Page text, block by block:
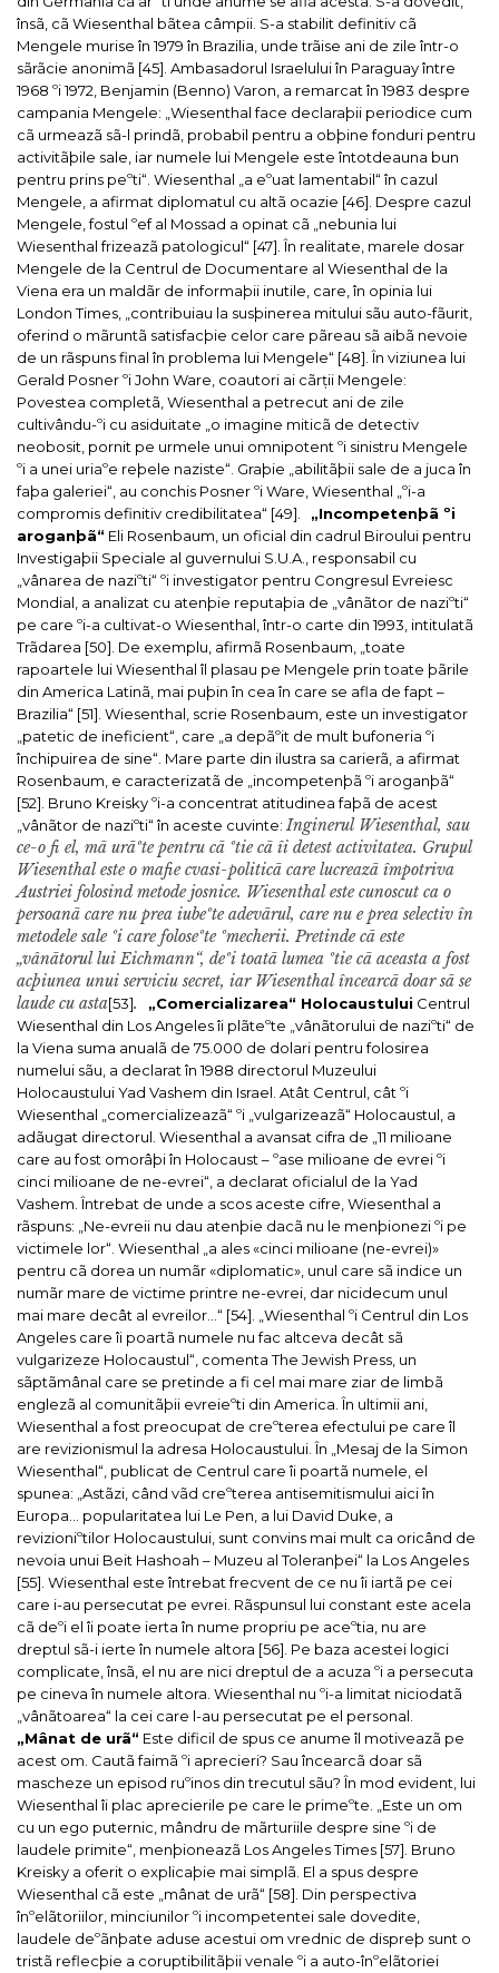
însã, cã Wiesenthal bãtea câmpii. S-a stabilit definitiv cã
Mengele murise în 1979 în Brazilia, unde trãise ani de zile într-o
sãrãcie anonimã [45]. Ambasadorul Israelului în Paraguay între
1968 ºi 1972, Benjamin (Benno) Varon, a remarcat în 1983 despre
campania Mengele: „Wiesenthal face declaraþii periodice cum
cã urmeazã sã-l prindã, probabil pentru a obþine fonduri pentru
activitãþile sale, iar numele lui Mengele este întotdeauna bun
pentru prins peºti“. Wiesenthal „a eºuat lamentabil“ în cazul
Mengele, a afirmat diplomatul cu altã ocazie [46]. Despre cazul
Mengele, fostul ºef al Mossad a opinat cã „nebunia lui
Wiesenthal frizeazã patologicul“ [47]. În realitate, marele dosar
Mengele de la Centrul de Documentare al Wiesenthal de la
Viena era un maldãr de informaþii inutile, care, în opinia lui
London Times, „contribuiau la susþinerea mitului sãu auto-fãurit,
oferind o mãruntã satisfacþie celor care pãreau sã aibã nevoie
de un rãspuns final în problema lui Mengele“ [48]. În viziunea lui
Gerald Posner ºi John Ware, coautori ai cãrții Mengele:
Povestea completã, Wiesenthal a petrecut ani de zile
cultivându-ºi cu asiduitate „o imagine miticã de detectiv
neobosit, pornit pe urmele unui omnipotent ºi sinistru Mengele
ºi a unei uriaºe reþele naziste“. Graþie „abilitãþii sale de a juca în
faþa galeriei“, au conchis Posner ºi Ware, Wiesenthal „ºi-a
compromis definitiv credibilitatea“ [49].
„Incompetenþã ºi
aroganþã“ Eli Rosenbaum, un oficial din cadrul Biroului pentru
Investigaþii Speciale al guvernului S.U.A., responsabil cu
„vânarea de naziºti“ ºi investigator pentru Congresul Evreiesc
Mondial, a analizat cu atenþie reputaþia de „vânãtor de naziºti“
pe care ºi-a cultivat-o Wiesenthal, într-o carte din 1993, intitulatã
Trãdarea [50]. De exemplu, afirmã Rosenbaum, „toate
rapoartele lui Wiesenthal îl plasau pe Mengele prin toate þãrile
din America Latinã, mai puþin în cea în care se afla de fapt –
Brazilia“ [51]. Wiesenthal, scrie Rosenbaum, este un investigator
„patetic de ineficient“, care „a depãºit de mult bufoneria ºi
închipuirea de sine“. Mare parte din ilustra sa carierã, a afirmat
Rosenbaum, e caracterizatã de „incompetenþã ºi aroganþã“
[52]. Bruno Kreisky ºi-a concentrat atitudinea faþã de acest
„vânãtor de naziºti“ în aceste cuvinte: Inginerul Wiesenthal, sau
ce-o fi el, mã urãºte pentru cã ºtie cã îi detest activitatea. Grupul
Wiesenthal este o mafie cvasi-politicã care lucreazã împotriva
Austriei folosind metode josnice. Wiesenthal este cunoscut ca o
persoanã care nu prea iubeºte adevãrul, care nu e prea selectiv în
metodele sale ºi care foloseºte ºmecherii. Pretinde cã este
„vânãtorul lui Eichmann“, deºi toatã lumea ºtie cã aceasta a fost
acþiunea unui serviciu secret, iar Wiesenthal încearcã doar sã se
laude cu asta[53]. „Comercializarea“ Holocaustului Centrul
Wiesenthal din Los Angeles îi plãteºte „vânãtorului de naziºti“ de
la Viena suma anualã de 75.000 de dolari pentru folosirea
numelui sãu, a declarat în 1988 directorul Muzeului
Holocaustului Yad Vashem din Israel. Atât Centrul, cât ºi
Wiesenthal „comercializeazã“ ºi „vulgarizeazã“ Holocaustul, a
adãugat directorul. Wiesenthal a avansat cifra de „11 milioane
care au fost omorâþi în Holocaust – ºase milioane de evrei ºi
cinci milioane de ne-evrei“, a declarat oficialul de la Yad
Vashem. Întrebat de unde a scos aceste cifre, Wiesenthal a
rãspuns: „Ne-evreii nu dau atenþie dacã nu le menþionezi ºi pe
victimele lor“. Wiesenthal „a ales «cinci milioane (ne-evrei)»
pentru cã dorea un numãr «diplomatic», unul care sã indice un
numãr mare de victime printre ne-evrei, dar nicidecum unul
mai mare decât al evreilor…“ [54]. „Wiesenthal ºi Centrul din Los
Angeles care îi poartã numele nu fac altceva decât sã
vulgarizeze Holocaustul“, comentaThe Jewish Press, un
sãptãmânal care se pretinde a fi cel mai mare ziar de limbã
englezã al comunitãþii evreieºti din America. În ultimii ani,
Wiesenthal a fost preocupat de creºterea efectului pe care îl
are revizionismul la adresa Holocaustului. În „Mesaj de la Simon
Wiesenthal“, publicat de Centrul care îi poartã numele, el
spunea: „Astãzi, când vãd creºterea antisemitismului aici în
Europa… popularitatea lui Le Pen, a lui David Duke, a
revizioniºtilor Holocaustului, sunt convins mai mult ca oricând de
nevoia unui Beit Hashoah – Muzeu al Toleranþei“ la Los Angeles
[55]. Wiesenthal este întrebat frecvent de ce nu îi iartã pe cei
care i-au persecutat pe evrei. Rãspunsul lui constant este acela
cã deºi el îi poate ierta în nume propriu pe aceºtia, nu are
dreptul sã-i ierte în numele altora [56]. Pe baza acestei logici
complicate, însã, el nu are nici dreptul de a acuza ºi a persecuta
pe cineva în numele altora. Wiesenthal nu ºi-a limitat niciodatã
„vânãtoarea“ la cei care l-au persecutat pe el personal.
„Mânat de urã“ Este dificil de spus ce anume îl motiveazã pe
acest om. Cautã faimã ºi aprecieri? Sau încearcã doar sã
mascheze un episod ruºinos din trecutul sãu? În mod evident, lui
Wiesenthal îi plac aprecierile pe care le primeºte. „Este un om
cu un ego puternic, mândru de mãrturiile despre sine ºi de
laudele primite“, menþioneazã Los Angeles Times [57]. Bruno
Kreisky a oferit o explicaþie mai simplã. El a spus despre
Wiesenthal cã este „mânat de urã“ [58]. Din perspectiva
înºelãtoriilor, minciunilor ºi incompetentei sale dovedite,
laudele deºãnþate aduse acestui om vrednic de dispreþ sunt o
tristã reflecþie a coruptibilitãþii venale ºi a auto-înºelãtoriei